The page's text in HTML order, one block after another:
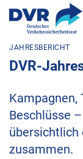
ZUM
ZUR SUCHE
JAHRESBERICHT
DVR-
Kampagnen,
Beschlüsse
übersichtlich
zusammen.